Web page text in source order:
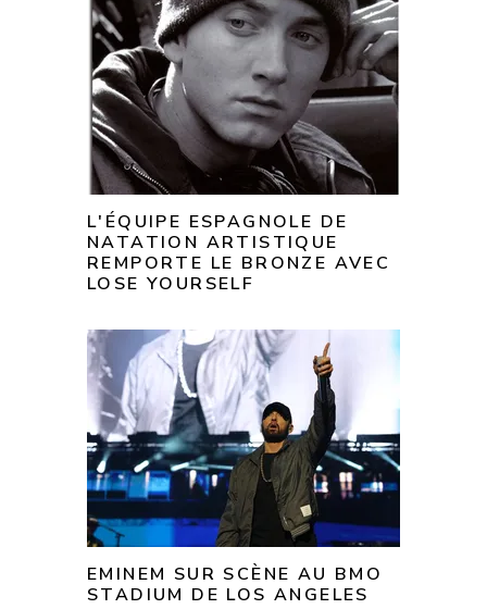
L'ÉQUIPE ESPAGNOLE DE
NATATION ARTISTIQUE
REMPORTE LE BRONZE AVEC
LOSE YOURSELF
EMINEM SUR SCÈNE AU BMO
STADIUM DE LOS ANGELES